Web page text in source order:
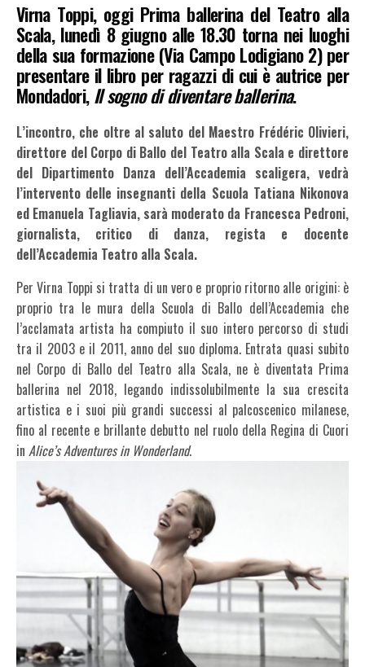
Virna Toppi, oggi Prima ballerina del Teatro alla
Scala, lunedì 8 giugno alle 18.30 torna nei luoghi
della sua formazione (Via Campo Lodigiano 2) per
presentare il libro per ragazzi di cui è autrice per
Mondadori,Il sogno di diventare ballerina.
L’incontro, che oltre al saluto del Maestro Frédéric Olivieri,
direttore del Corpo di Ballo del Teatro alla Scala e direttore
del Dipartimento Danza dell’Accademia scaligera, vedrà
l’intervento delle insegnanti della Scuola Tatiana Nikonova
ed Emanuela Tagliavia, sarà moderato da Francesca Pedroni,
giornalista, critico di danza, regista e docente
dell’Accademia Teatro alla Scala.
Per Virna Toppi si tratta di un vero e proprio ritorno alle origini: è
proprio tra le mura della Scuola di Ballo dell’Accademia che
l’acclamata artista ha compiuto il suo intero percorso di studi
tra il 2003 e il 2011, anno del suo diploma. Entrata quasi subito
nel Corpo di Ballo del Teatro alla Scala, ne è diventata Prima
ballerina nel 2018, legando indissolubilmente la sua crescita
artistica e i suoi più grandi successi al palcoscenico milanese,
fino al recente e brillante debutto nel ruolo della Regina di Cuori
inAlice’s Adventures in Wonderland.